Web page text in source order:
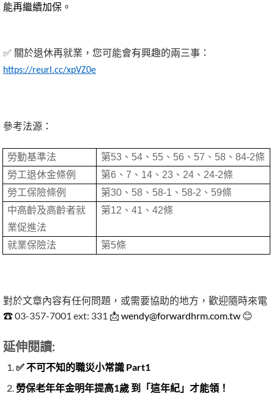
能再繼續加保。
✅ 關於退休再就業，您可能會有興趣的兩三事：
https://reurl.cc/xpVZ0e
參考法源：
勞動基準法
第53、54、55、56、57、58、84-2條
勞工退休金條例
第6、7、14、23、24、24-2條
勞工保險條例
第30、58、58-1、58-2、59條
中高齡及高齡者就
業促進法
第12、41、42條
就業保險法 第5條
對於文章內容有任何問題，或需要協助的地方，歡迎隨時來電
☎03-357-7001 ext: 331 📩 wendy@forwardhrm.com.tw 😊
延伸閱讀:
✅ 不可不知的職災小常識 Part1
勞保老年年金明年提高1歲 到「這年紀」才能領！